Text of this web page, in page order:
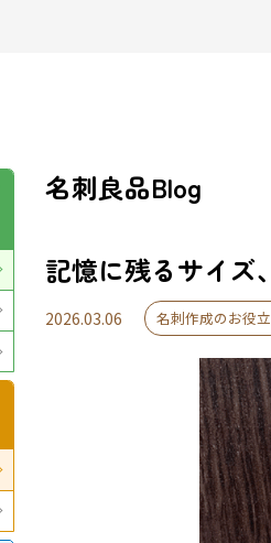
名刺良品Blog
記憶に残るサイズ
2026.03.06 名刺作成のお役